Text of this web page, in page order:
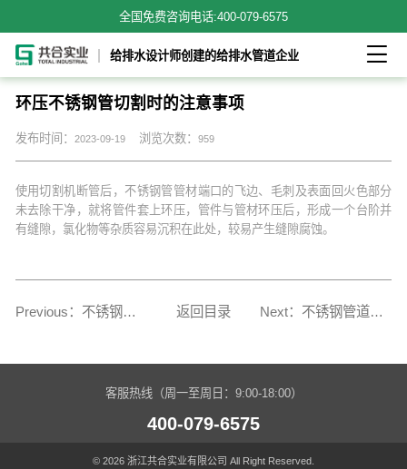
全国免费咨询电话:400-079-6575
给排水设计师创建的给排水管道企业 
环压不锈钢管切割时的注意事项
发布时间： 2023-09-19 浏览次数： 959
使用切割机断管后，不锈钢管管材端口的飞边、毛刺及表面回火色部分
未去除干净，就将管件套上环压，管件与管材环压后，形成一个台阶并
有缝隙，氯化物等杂质容易沉积在此处，较易产生缝隙腐蚀。
Previous：不锈钢板在切割加工中容易遇到的问题 返回目录 Next：不锈钢管道防漏水注意事项
客服热线（周一至周日：9:00-18:00）
400-079-6575
© 2026 浙江共合实业有限公司 All Right Reserved.